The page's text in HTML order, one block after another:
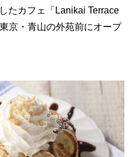
たカフェ「Lanikai Terrace
京・青山の外苑前にオープ